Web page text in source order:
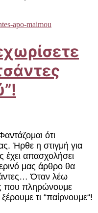
ότι
Ήρθε η στιγμή για
απασχολήσει
μας άρθρο θα
Όταν λέω
που πληρώνουμε
τι “παίρνουμε“!